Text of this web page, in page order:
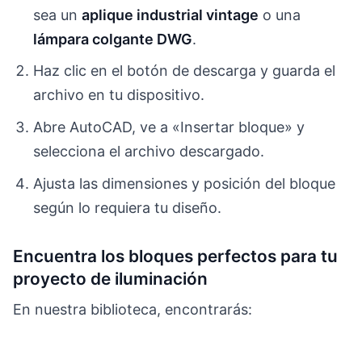
sea unaplique industrial vintage o una
lámpara colgante DWG.
Haz clic en el botón de descarga y guarda el
archivo en tu dispositivo.
Abre AutoCAD, ve a «Insertar bloque» y
selecciona el archivo descargado.
Ajusta las dimensiones y posición del bloque
según lo requiera tu diseño.
Encuentra los bloques perfectos para tu
proyecto de iluminación
En nuestra biblioteca, encontrarás: